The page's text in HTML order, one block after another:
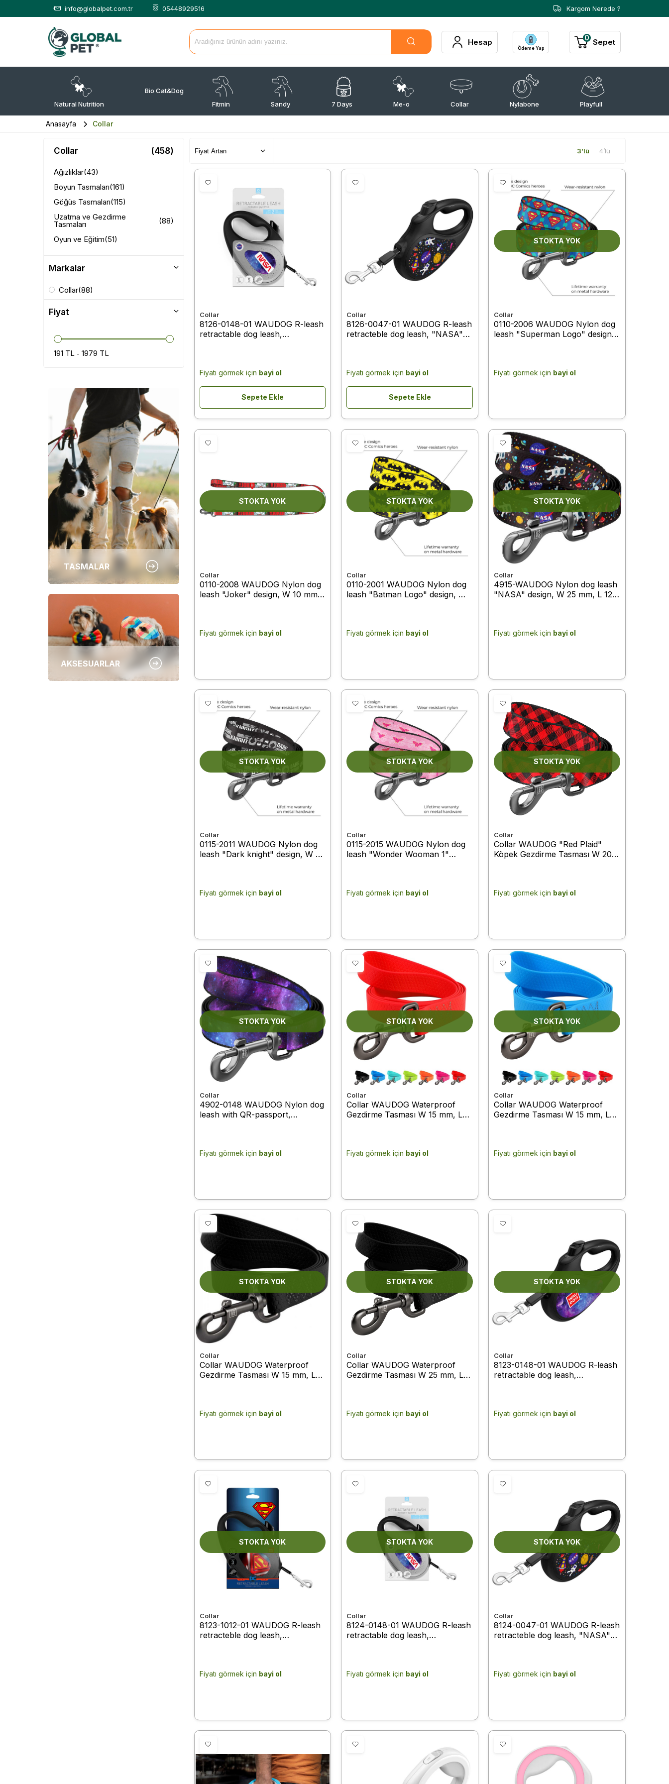
info@globalpet.com.tr 05448929516 Kargom Nerede ?
Hesap
Ödeme Yap
0 Sepet
Natural Nutrition
Bio Cat&Dog
Fitmin
Sandy 7 Days Me-o Collar Nylabone Playfull
Anasayfa Collar
Collar (458)
Ağızlıklar(43)
Boyun Tasmaları(161)
Göğüs Tasmaları(115)
Uzatma ve Gezdirme
Tasmaları
(88)
Oyun ve Eğitim(51)
Markalar
Collar(88)
Fiyat
191 TL - 1979 TL
TASMALAR
AKSESUARLAR
3’lü 4’lü
Collar
8126-0148-01 WAUDOG R-leash
retractable dog leash,
Fiyatı görmek için bayi ol
Sepete Ekle
Collar
8126-0047-01 WAUDOG R-leash
retracteble dog leash, "NASA"
Fiyatı görmek için bayi ol
Sepete Ekle
STOKTA YOK
Collar
0110-2006 WAUDOG Nylon dog
leash "Superman Logo" design,
Fiyatı görmek için bayi ol
STOKTA YOK
Collar
0110-2008 WAUDOG Nylon dog
leash "Joker" design, W 10 mm,
Fiyatı görmek için bayi ol
STOKTA YOK
Collar
0110-2001 WAUDOG Nylon dog
leash "Batman Logo" design, W
Fiyatı görmek için bayi ol
STOKTA YOK
Collar
4915-WAUDOG Nylon dog leash
"NASA" design, W 25 mm, L 122
Fiyatı görmek için bayi ol
STOKTA YOK
Collar
0115-2011 WAUDOG Nylon dog
leash "Dark knight" design, W 15
Fiyatı görmek için bayi ol
STOKTA YOK
Collar
0115-2015 WAUDOG Nylon dog
leash "Wonder Wooman 1"
Fiyatı görmek için bayi ol
STOKTA YOK
Collar
Collar WAUDOG "Red Plaid"
Köpek Gezdirme Tasması W 20
Fiyatı görmek için bayi ol
STOKTA YOK
Collar
4902-0148 WAUDOG Nylon dog
leash with QR-passport,
Fiyatı görmek için bayi ol
STOKTA YOK
Collar
Collar WAUDOG Waterproof
Gezdirme Tasması W 15 mm, L
Fiyatı görmek için bayi ol
STOKTA YOK
Collar
Collar WAUDOG Waterproof
Gezdirme Tasması W 15 mm, L
Fiyatı görmek için bayi ol
STOKTA YOK
Collar
Collar WAUDOG Waterproof
Gezdirme Tasması W 15 mm, L
Fiyatı görmek için bayi ol
STOKTA YOK
Collar
Collar WAUDOG Waterproof
Gezdirme Tasması W 25 mm, L
Fiyatı görmek için bayi ol
STOKTA YOK
Collar
8123-0148-01 WAUDOG R-leash
retractable dog leash,
Fiyatı görmek için bayi ol
STOKTA YOK
Collar
8123-1012-01 WAUDOG R-leash
retracteble dog leash,
Fiyatı görmek için bayi ol
STOKTA YOK
Collar
8124-0148-01 WAUDOG R-leash
retractable dog leash,
Fiyatı görmek için bayi ol
STOKTA YOK
Collar
8124-0047-01 WAUDOG R-leash
retracteble dog leash, "NASA"
Fiyatı görmek için bayi ol